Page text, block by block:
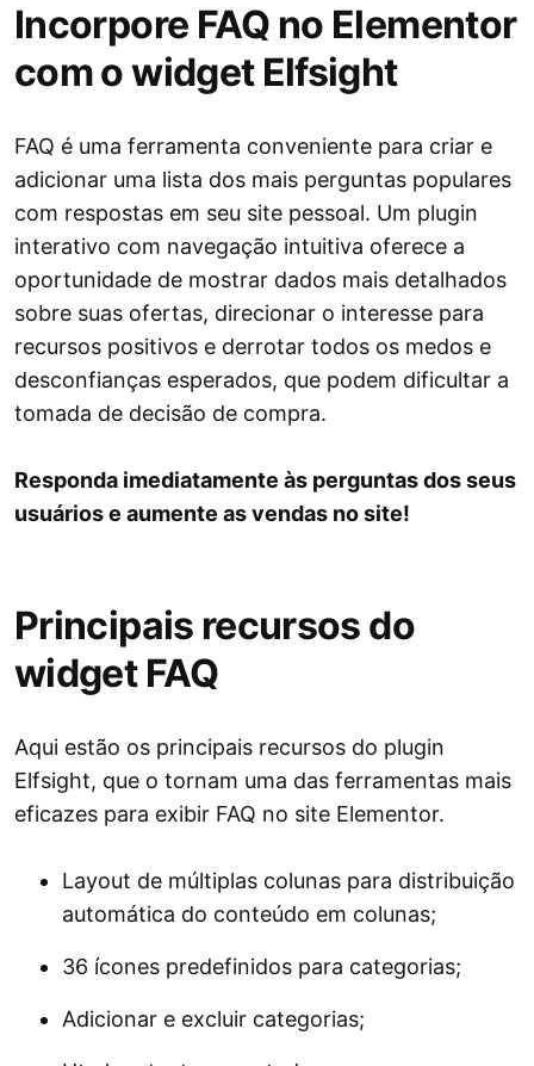
Incorpore FAQ no Elementor
com o widget Elfsight
FAQ é uma ferramenta conveniente para criar e
adicionar uma lista dos mais perguntas populares
com respostas em seu site pessoal. Um plugin
interativo com navegação intuitiva oferece a
oportunidade de mostrar dados mais detalhados
sobre suas ofertas, direcionar o interesse para
recursos positivos e derrotar todos os medos e
desconfianças esperados, que podem dificultar a
tomada de decisão de compra.
Responda imediatamente às perguntas dos seus
usuários e aumente as vendas no site!
Principais recursos do
widget FAQ
Aqui estão os principais recursos do plugin
Elfsight, que o tornam uma das ferramentas mais
eficazes para exibir FAQ no site Elementor.
Layout de múltiplas colunas para distribuição
automática do conteúdo em colunas;
36 ícones predefinidos para categorias;
Adicionar e excluir categorias;